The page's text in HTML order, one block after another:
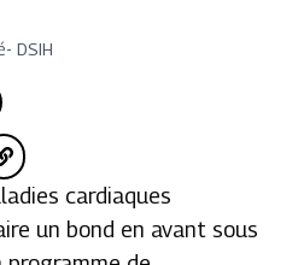
- DSIH
cardiaques
un bond en avant sous